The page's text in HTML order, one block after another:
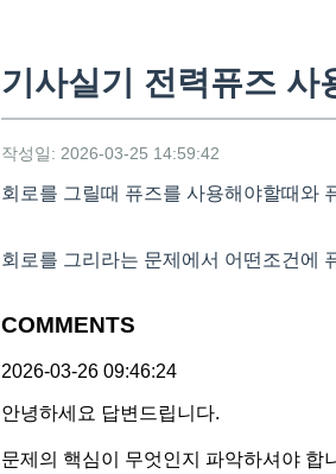
기사실기 전력퓨즈 사
작성일: 2026-03-25 14:59:42
회로를 그릴때 퓨즈를 사용해야할때와
회로를 그리라는 문제에서 어떤조건에
COMMENTS
2026-03-26 09:46:24
안녕하세요 답변드립니다.
문제의 핵심이 무엇인지 파악하셔야 합